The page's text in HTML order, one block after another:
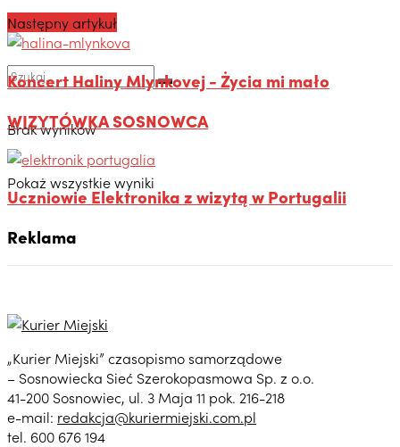
Brak wyników
Pokaż wszystkie wyniki
Następny artykuł
Koncert Haliny Mlynkovej - Życia mi mało
WIZYTÓWKA SOSNOWCA
Uczniowie Elektronika z wizytą w Portugalii
Reklama
„Kurier Miejski” czasopismo samorządowe
– Sosnowiecka Sieć Szerokopasmowa Sp. z o.o.
41-200 Sosnowiec, ul. 3 Maja 11 pok. 216-218
e-mail: redakcja@kuriermiejski.com.pl
tel. 600 676 194